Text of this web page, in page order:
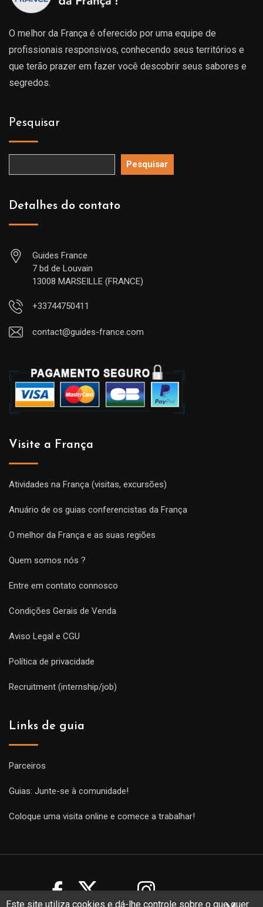
Este site utiliza cookies e dá-lhe controle sobre o que quer
O melhor da França é oferecido por uma equipe de
profissionais responsivos, conhecendo seus territórios e
que terão prazer em fazer você descobrir seus sabores e
segredos.
Pesquisar
Pesquisar
Detalhes do contato
Guides France
7 bd de Louvain
13008 MARSEILLE (FRANCE)
+33744750411
contact@guides-france.com
Visite a França
Atividades na França (visitas, excursões)
Anuário de os guias conferencistas da França
O melhor da França e as suas regiões
Quem somos nós ?
Entre em contato connosco
Condições Gerais de Venda
Aviso Legal e CGU
Política de privacidade
Recruitment (internship/job)
Links de guia
Parceiros
Guias: Junte-se à comunidade!
Coloque uma visita online e comece a trabalhar!